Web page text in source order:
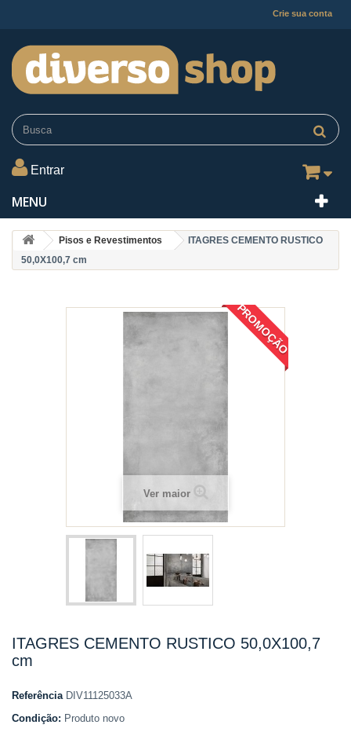
Crie sua conta
Entrar
MENU
Pisos e Revestimentos
ITAGRES CEMENTO RUSTICO
50,0X100,7 cm
PROMOÇÃO
Ver maior
ITAGRES CEMENTO RUSTICO 50,0X100,7
cm
Referência DIV11125033A
Condição: Produto novo